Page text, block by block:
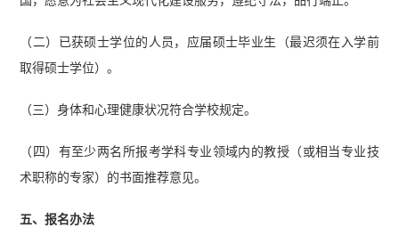
（二）已获硕士学位的人员，应届硕士毕业生（最迟须在入学前
取得硕士学位）。
（三）身体和心理健康状况符合学校规定。
（四）有至少两名所报考学科专业领域内的教授（或相当专业技
术职称的专家）的书面推荐意见。
五、报名办法